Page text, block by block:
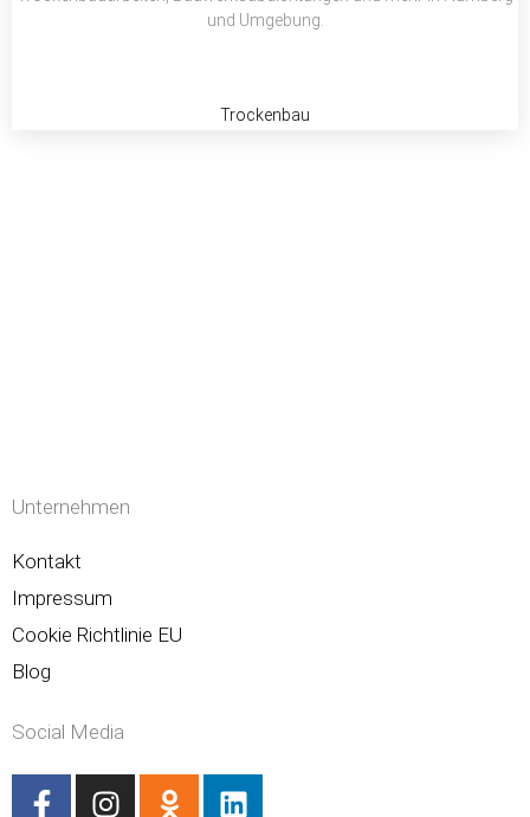
und Umgebung.
Trockenbau
Unternehmen
Kontakt
Impressum
Cookie Richtlinie EU
Blog
Social Media
F
I
O
L